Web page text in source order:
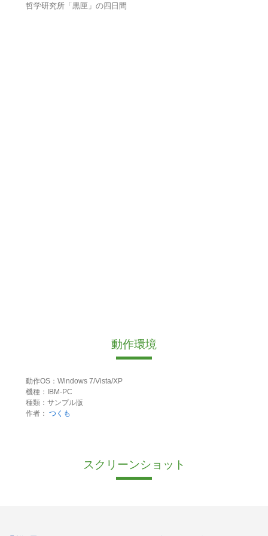
哲学研究所「黒匣」の四日間
動作環境
動作OS：Windows 7/Vista/XP
機種：IBM-PC
種類：サンプル版
作者： つくも
スクリーンショット